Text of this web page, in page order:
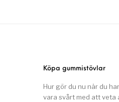
Köpa gummistövlar
Hur gör du nu när du
vara svårt med att veta